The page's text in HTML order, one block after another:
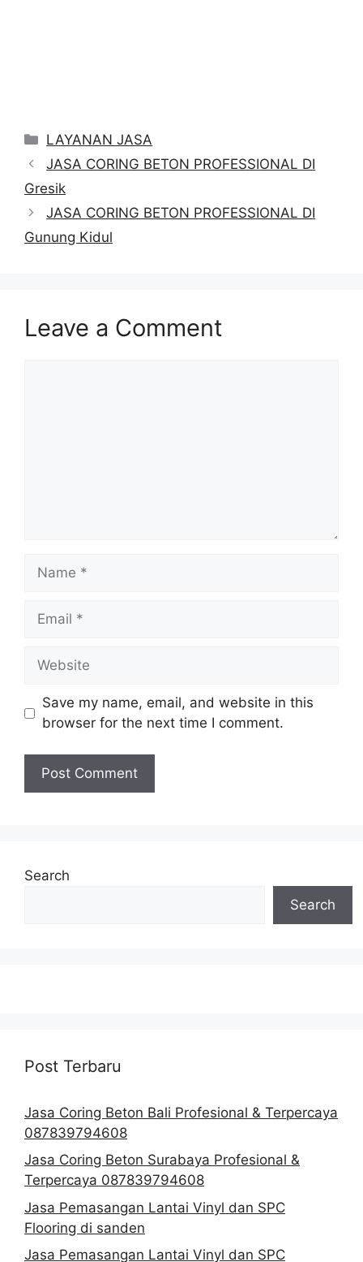
Categories
LAYANAN JASA
JASA CORING BETON PROFESSIONAL DI
Gresik
JASA CORING BETON PROFESSIONAL DI
Gunung Kidul
Leave a Comment
Name
Email
Website
Save my name, email, and website in this
browser for the next time I comment.
Search
Search
Post Terbaru
Jasa Coring Beton Bali Profesional & Terpercaya
087839794608
Jasa Coring Beton Surabaya Profesional &
Terpercaya 087839794608
Jasa Pemasangan Lantai Vinyl dan SPC
Flooring di sanden
Jasa Pemasangan Lantai Vinyl dan SPC